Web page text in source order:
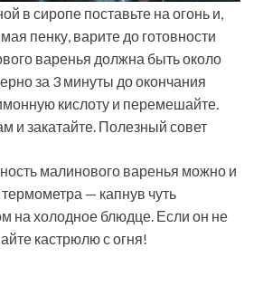
в сиропе поставьте на огонь и,
пенку, варите до готовности
варенья должна быть около
за 3 минуты до окончания
кислоту и перемешайте.
и закатайте. Полезный совет
малинового варенья можно и
— капнув чуть
на холодное блюдце. Если он не
кастрюлю с огня!